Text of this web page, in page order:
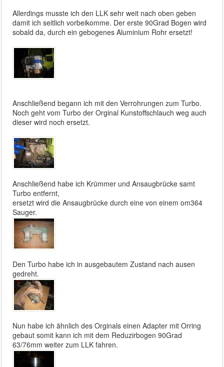
Allerdings musste ich den LLK sehr weit nach oben geben
damit ich seitlich vorbeikomme. Der erste 90Grad Bogen wird
sobald da, durch ein gebogenes Aluminium Rohr ersetzt!
Anschließend begann ich mit den Verrohrungen zum Turbo.
Noch geht vom Turbo der Orginal Kunstoffschlauch weg auch
dieser wird noch ersetzt.
Anschließend habe ich Krümmer und Ansaugbrücke samt
Turbo entfernt,
ersetzt wird die Ansaugbrücke durch eine von einem om364
Sauger.
Den Turbo habe ich in ausgebautem Zustand nach ausen
gedreht.
Nun habe ich ähnlich des Orginals einen Adapter mit Orring
gebaut somit kann ich mit dem Reduzirbogen 90Grad
63/76mm weiter zum LLK fahren.